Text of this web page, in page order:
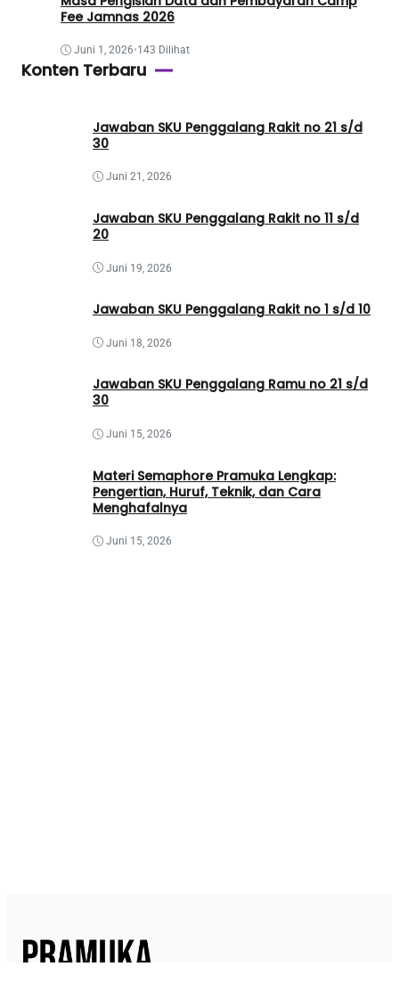
Fee Jamnas 2026
Juni 1, 2026•143 Dilihat
Konten Terbaru
Jawaban SKU Penggalang Rakit no 21 s/d
30
Juni 21, 2026
Jawaban SKU Penggalang Rakit no 11 s/d
20
Juni 19, 2026
Jawaban SKU Penggalang Rakit no 1 s/d 10
Juni 18, 2026
Jawaban SKU Penggalang Ramu no 21 s/d
30
Juni 15, 2026
Materi Semaphore Pramuka Lengkap:
Pengertian, Huruf, Teknik, dan Cara
Menghafalnya
Juni 15, 2026